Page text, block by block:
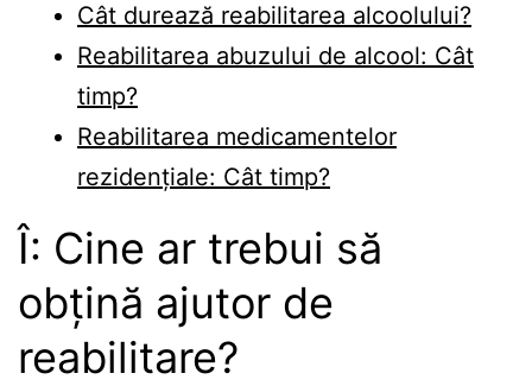
Cât durează reabilitarea alcoolului?
Reabilitarea abuzului de alcool: Cât
timp?
Reabilitarea medicamentelor
rezidențiale: Cât timp?
Î: Cine ar trebui să
obțină ajutor de
reabilitare?